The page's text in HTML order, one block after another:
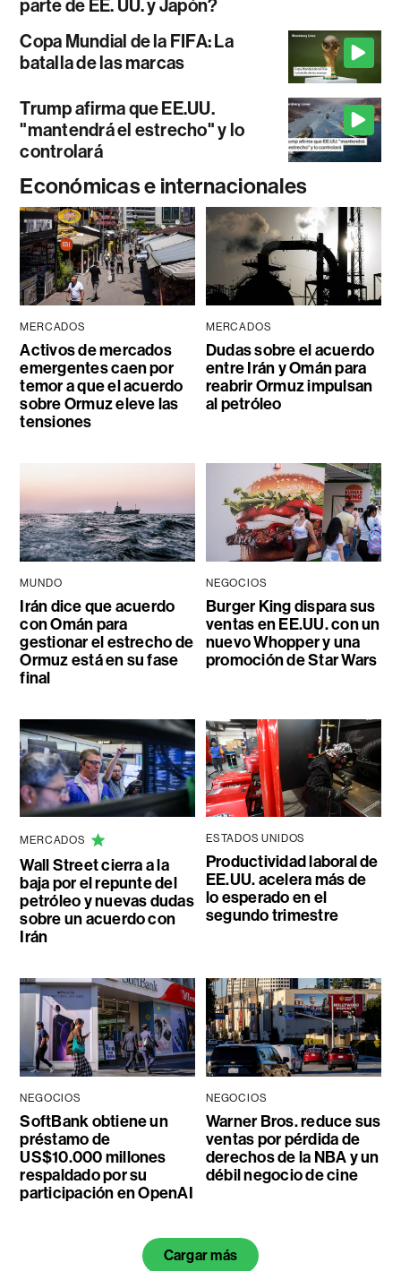
parte de EE. UU. y Japón?
Copa Mundial de la FIFA: La
batalla de las marcas
Trump afirma que EE.UU.
"mantendrá el estrecho" y lo
controlará
Económicas e internacionales
MERCADOS
Activos de mercados
emergentes caen por
temor a que el acuerdo
sobre Ormuz eleve las
tensiones
MERCADOS
Dudas sobre el acuerdo
entre Irán y Omán para
reabrir Ormuz impulsan
al petróleo
MUNDO
Irán dice que acuerdo
con Omán para
gestionar el estrecho de
Ormuz está en su fase
final
NEGOCIOS
Burger King dispara sus
ventas en EE.UU. con un
nuevo Whopper y una
promoción de Star Wars
MERCADOS
Wall Street cierra a la
baja por el repunte del
petróleo y nuevas dudas
sobre un acuerdo con
Irán
ESTADOS UNIDOS
Productividad laboral de
EE.UU. acelera más de
lo esperado en el
segundo trimestre
NEGOCIOS
SoftBank obtiene un
préstamo de
US$10.000 millones
respaldado por su
participación en OpenAI
NEGOCIOS
Warner Bros. reduce sus
ventas por pérdida de
derechos de la NBA y un
débil negocio de cine
Cargar más